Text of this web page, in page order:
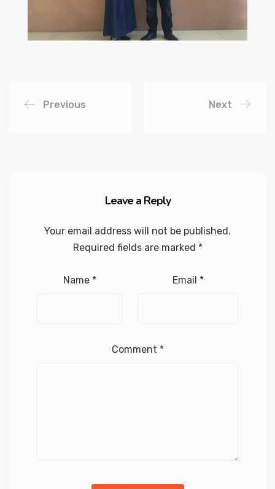
Previous Next
Leave a Reply
Your email address will not be published.
Required fields are marked *
Name * Email *
Comment *